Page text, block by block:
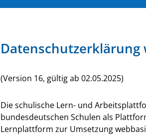
Datenschutzerklärung
(Version 16, gültig ab 02.05.2025)
Die schulische Lern- und
bundesdeutschen Schulen als
Lernplattform zur Umsetzung